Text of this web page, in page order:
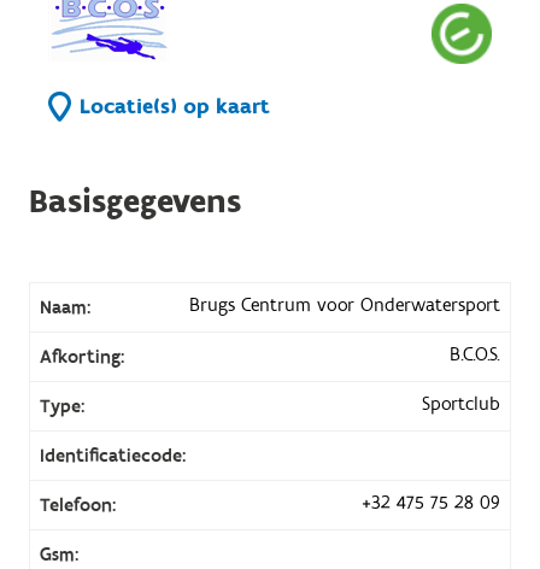
Locatie(s) op kaart
Basisgegevens
Naam: Brugs Centrum voor Onderwatersport
Afkorting: B.C.O.S.
Type: Sportclub
Identificatiecode:
Telefoon: +32 475 75 28 09
Gsm: